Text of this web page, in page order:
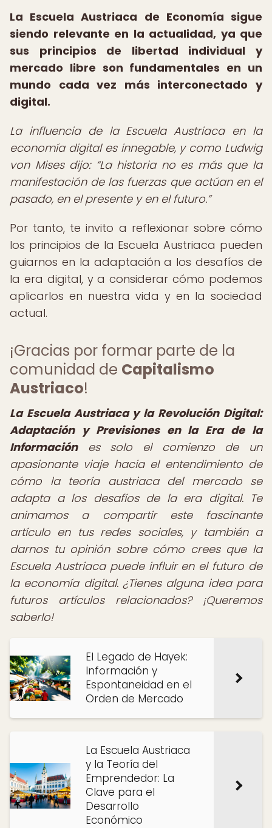
La Escuela Austriaca de Economía sigue
siendo relevante en la actualidad, ya que
sus principios de libertad individual y
mercado libre son fundamentales en un
mundo cada vez más interconectado y
digital.
La influencia de la Escuela Austriaca en la
economía digital es innegable, y como Ludwig
von Mises dijo: La historia no es más que la
manifestación de las fuerzas que actúan en el
pasado, en el presente y en el futuro.
Por tanto, te invito a reflexionar sobre cómo
los principios de la Escuela Austriaca pueden
guiarnos en la adaptación a los desafíos de
la era digital, y a considerar cómo podemos
aplicarlos en nuestra vida y en la sociedad
actual.
¡Gracias por formar parte de la
comunidad de Capitalismo
Austriaco!
La Escuela Austriaca y la Revolución Digital:
Adaptación y Previsiones en la Era de la
Informaciónes solo el comienzo de un
apasionante viaje hacia el entendimiento de
cómo la teoría austriaca del mercado se
adapta a los desafíos de la era digital. Te
animamos a compartir este fascinante
artículo en tus redes sociales, y también a
darnos tu opinión sobre cómo crees que la
Escuela Austriaca puede influir en el futuro de
la economía digital. ¿Tienes alguna idea para
futuros artículos relacionados? ¡Queremos
saberlo!
El Legado de Hayek:
Información y
Espontaneidad en el
Orden de Mercado
La Escuela Austriaca
y la Teoría del
Emprendedor: La
Clave para el
Desarrollo
Económico